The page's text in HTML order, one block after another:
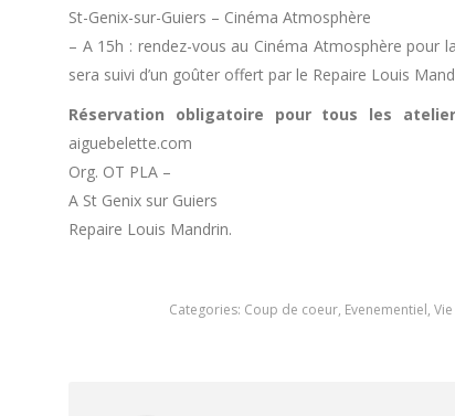
St-Genix-sur-Guiers – Cinéma Atmosphère
– A 15h : rendez-vous au Cinéma Atmosphère pour
sera suivi d’un goûter offert par le Repaire Louis
Réservation obligatoire
pour tous les
aiguebelette.com
Org. OT PLA –
A St Genix sur Guiers
Repaire Louis Mandrin.
Categories: Coup de coeur, Evenementiel,